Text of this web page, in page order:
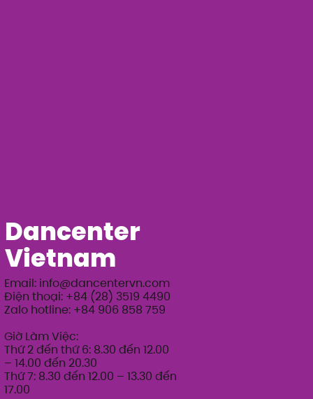
Dancenter
Vietnam
Email: info@dancentervn.com
Điện thoại: +84 (28) 3519 4490
Zalo hotline: +84 906 858 759
Giờ Làm Việc:
Thứ 2 đến thứ 6: 8.30 đến 12.00
– 14.00 đến 20.30
Thứ 7: 8.30 đến 12.00 – 13.30 đến
17.00